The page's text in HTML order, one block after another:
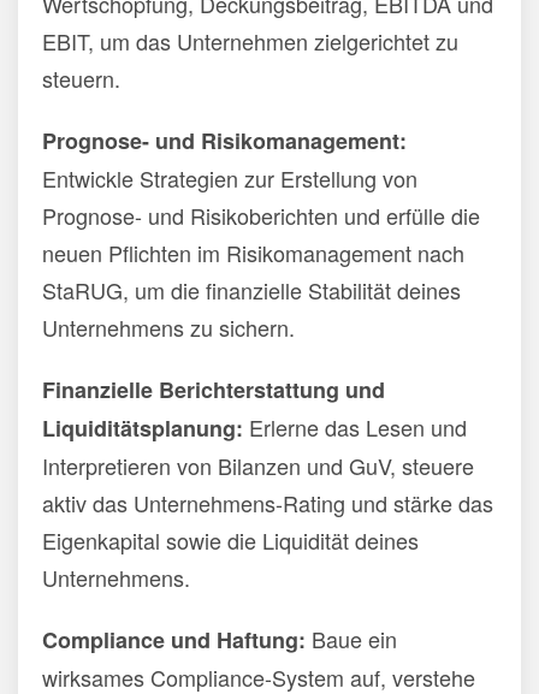
EBIT, um das Unternehmen zielgerichtet zu
steuern.
Prognose- und Risikomanagement:
Entwickle Strategien zur Erstellung von
Prognose- und Risikoberichten und erfülle die
neuen Pflichten im Risikomanagement nach
StaRUG, um die finanzielle Stabilität deines
Unternehmens zu sichern.
Finanzielle Berichterstattung und
Liquiditätsplanung: Erlerne das Lesen und
Interpretieren von Bilanzen und GuV, steuere
aktiv das Unternehmens-Rating und stärke das
Eigenkapital sowie die Liquidität deines
Unternehmens.
Compliance und Haftung: Baue ein
wirksames Compliance-System auf, verstehe